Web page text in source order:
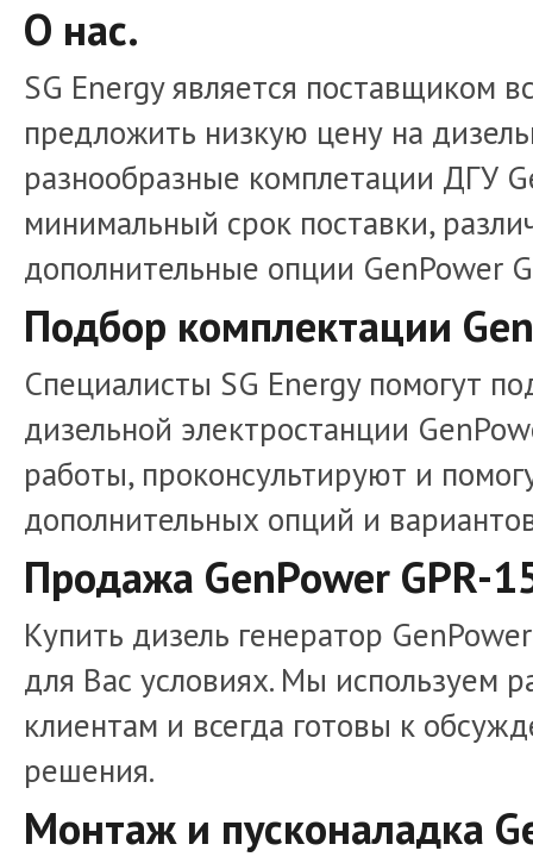
О нас.
SG Energy является поставщиком
предложить низкую цену на
разнообразные комплетации ДГУ
минимальный срок поставки,
дополнительные опции GenPower
Подбор комплектации
Специалисты SG Energy помогут
дизельной электростанции
работы, проконсультируют и
дополнительных опций и
Продажа GenPower GPR-
Купить дизель генератор
для Вас условиях. Мы используем
клиентам и всегда готовы к
решения.
Монтаж и пусконаладка